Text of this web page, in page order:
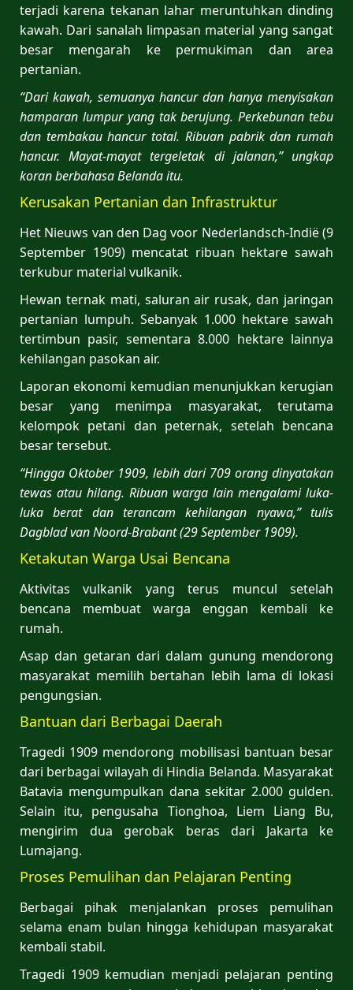
terjadi karena tekanan lahar meruntuhkan dinding
kawah. Dari sanalah limpasan material yang sangat
besar mengarah ke permukiman dan area
pertanian.
“Dari kawah, semuanya hancur dan hanya menyisakan
hamparan lumpur yang tak berujung. Perkebunan tebu
dan tembakau hancur total. Ribuan pabrik dan rumah
hancur. Mayat-mayat tergeletak di jalanan,” ungkap
koran berbahasa Belanda itu.
Kerusakan Pertanian dan Infrastruktur
Het Nieuws van den Dag voor Nederlandsch-Indië (9
September 1909) mencatat ribuan hektare sawah
terkubur material vulkanik.
Hewan ternak mati, saluran air rusak, dan jaringan
pertanian lumpuh. Sebanyak 1.000 hektare sawah
tertimbun pasir, sementara 8.000 hektare lainnya
kehilangan pasokan air.
Laporan ekonomi kemudian menunjukkan kerugian
besar yang menimpa masyarakat, terutama
kelompok petani dan peternak, setelah bencana
besar tersebut.
“Hingga Oktober 1909, lebih dari 709 orang dinyatakan
tewas atau hilang. Ribuan warga lain mengalami luka-
luka berat dan terancam kehilangan nyawa,” tulis
Dagblad van Noord-Brabant (29 September 1909).
Ketakutan Warga Usai Bencana
Aktivitas vulkanik yang terus muncul setelah
bencana membuat warga enggan kembali ke
rumah.
Asap dan getaran dari dalam gunung mendorong
masyarakat memilih bertahan lebih lama di lokasi
pengungsian.
Bantuan dari Berbagai Daerah
Tragedi 1909 mendorong mobilisasi bantuan besar
dari berbagai wilayah di Hindia Belanda. Masyarakat
Batavia mengumpulkan dana sekitar 2.000 gulden.
Selain itu, pengusaha Tionghoa, Liem Liang Bu,
mengirim dua gerobak beras dari Jakarta ke
Lumajang.
Proses Pemulihan dan Pelajaran Penting
Berbagai pihak menjalankan proses pemulihan
selama enam bulan hingga kehidupan masyarakat
kembali stabil.
Tragedi 1909 kemudian menjadi pelajaran penting